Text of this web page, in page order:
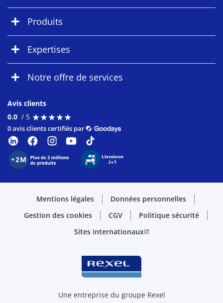
Produits
Expertises
Notre offre de services
Avis clients
0.0 / 5 ★★★★★
★★★★★
0 avis clients certifiés par
Mentions légales
Données personnelles
Gestion des cookies
CGV
Politique sécurité
Sites internationauxopen_in_new
Une entreprise du groupe Rexel